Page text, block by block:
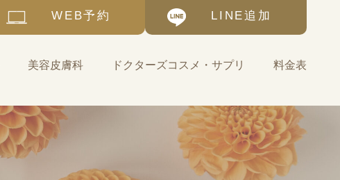
WEB予約 LINE追加
美容皮膚科 ドクターズコスメ・サプリ
基礎化粧品
ゼオスキンヘルス-自宅
で始める美肌治療
料金表